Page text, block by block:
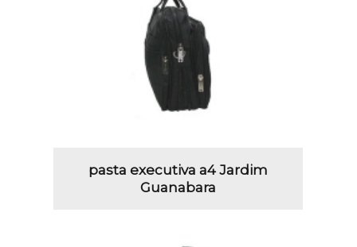
pasta executiva a4 Jardim
Guanabara